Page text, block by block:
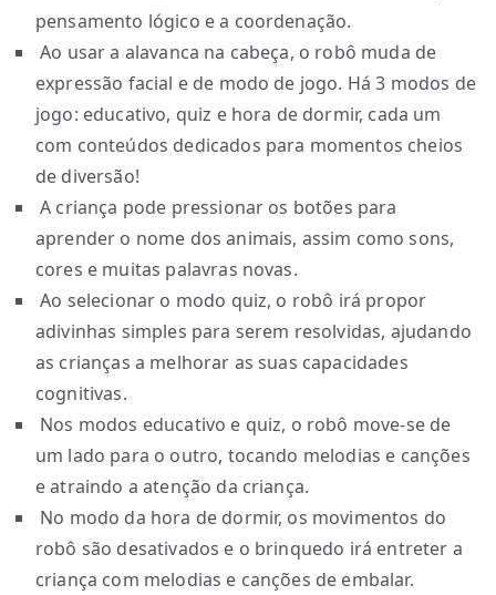
pensamento lógico e a coordenação.
Ao usar a alavanca na cabeça, o robô muda de
expressão facial e de modo de jogo. Há 3 modos de
jogo: educativo, quiz e hora de dormir, cada um
com conteúdos dedicados para momentos cheios
de diversão!
A criança pode pressionar os botões para
aprender o nome dos animais, assim como sons,
cores e muitas palavras novas.
Ao selecionar o modo quiz, o robô irá propor
adivinhas simples para serem resolvidas, ajudando
as crianças a melhorar as suas capacidades
cognitivas.
Nos modos educativo e quiz, o robô move-se de
um lado para o outro, tocando melodias e canções
e atraindo a atenção da criança.
No modo da hora de dormir, os movimentos do
robô são desativados e o brinquedo irá entreter a
criança com melodias e canções de embalar.